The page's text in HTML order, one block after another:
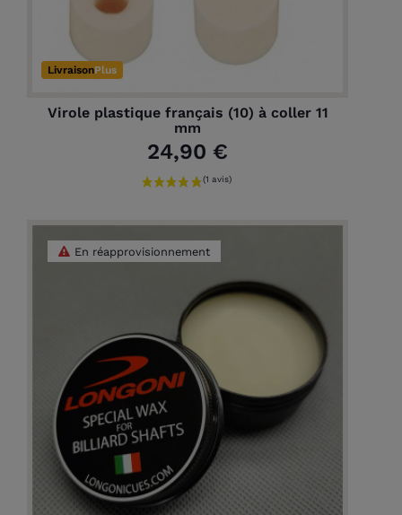
LivraisonPlus
Virole plastique français (10) à coller 11
mm
24,90 €
En réapprovisionnement